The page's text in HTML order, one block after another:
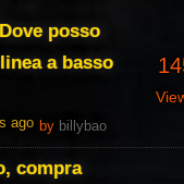
posso
a basso
ago by billybao
compra